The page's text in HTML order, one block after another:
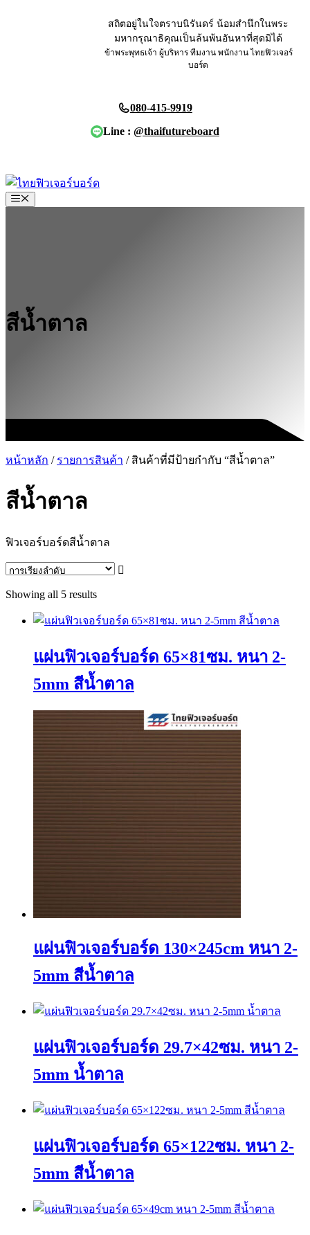
สถิตอยู่ในใจตราบนิรันดร์ น้อมสำนึกในพระ
มหากรุณาธิคุณเป็นล้นพ้นอันหาที่สุดมิได้
ข้าพระพุทธเจ้า ผู้บริหาร ทีมงาน พนักงาน ไทยฟิวเจอร์
บอร์ด
080-415-9919
Line : @thaifutureboard
Menu
สีน้ำตาล
หน้าหลัก / รายการสินค้า / สินค้าที่มีป้ายกำกับ “สีน้ำตาล”
สีน้ำตาล
ฟิวเจอร์บอร์ดสีน้ำตาล
Showing all 5 results
แผ่นฟิวเจอร์บอร์ด 65×81ซม. หนา 2-
5mm สีน้ำตาล
This
product
has
multiple
variants.
The
options
may
be
chosen
on
product
แผ่นฟิวเจอร์บอร์ด 130×245cm หนา 2-
5mm สีน้ำตาล
This
product
multiple
variants.
The
options
be
the
product
page
แผ่นฟิวเจอร์บอร์ด 29.7×42ซม. หนา 2-
5mm น้ำตาล
This
product
multiple
variants.
The
options
be
แผ่นฟิวเจอร์บอร์ด 65×122ซม. หนา 2-
5mm สีน้ำตาล
This
product